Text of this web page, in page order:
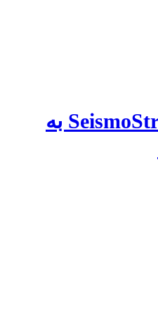
انجام پروژه با SeismoStruct به